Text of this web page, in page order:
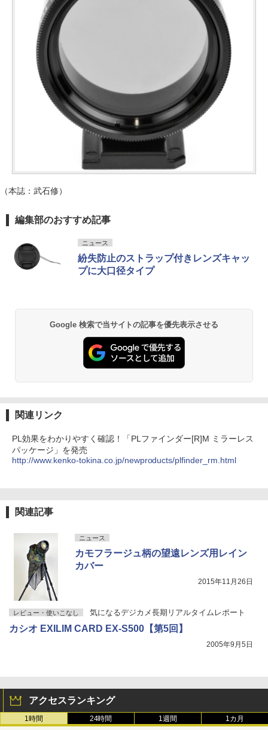
（本誌：武石修）
編集部のおすすめ記事
ニュース
紛失防止のストラップ付きレンズキャッ
プに大口径タイプ
Google 検索で当サイトの記事を優先表示させる
関連リンク
PL効果をわかりやすく確認！「PLファインダー[R]M ミラーレス
パッケージ」を発売
http://www.kenko-tokina.co.jp/newproducts/plfinder_rm.html
関連記事
ニュース
カモフラージュ柄の望遠レンズ用レイン
カバー
2015年11月26日
レビュー・使いこなし 気になるデジカメ長期リアルタイムレポート
カシオ EXILIM CARD EX-S500【第5回】
2005年9月5日
アクセスランキング
1時間 24時間 1週間 1カ月